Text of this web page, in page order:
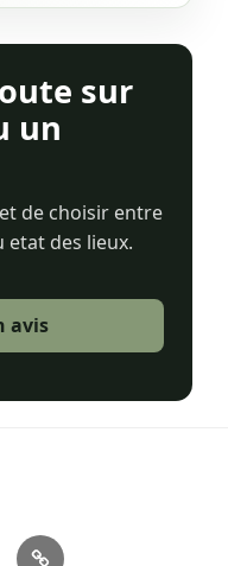
sur
un
de choisir entre
des lieux.
avis
Contact